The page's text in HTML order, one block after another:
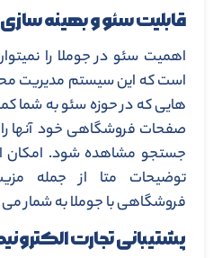
قابلیت سئو و بهینه سازی
اهمیت سئو در جوملا را
است که این سیستم مدیریت محتوا
هایی که در حوزه سئو به شما
صفحات فروشگاهی خود آنها را
جستجو مشاهده شود. امکان
توضیحات متا از جمله
فروشگاهی با جوملا به شمار می
پشتیبانی تجارت